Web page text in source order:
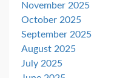
November 2025
October 2025
September 2025
August 2025
July 2025